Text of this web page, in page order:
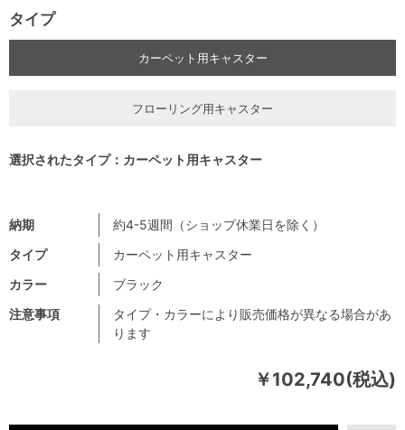
￥102,740(税込)
注意事項
タイプ・カラーにより販売価格が異なる場合があ
ります
納期
約4-5週間（ショップ休業日を除く）
タイプ
カーペット用キャスター
カラー
ブラック
タイプ
カーペット用キャスター
フローリング用キャスター
選択されたタイプ：カーペット用キャスター